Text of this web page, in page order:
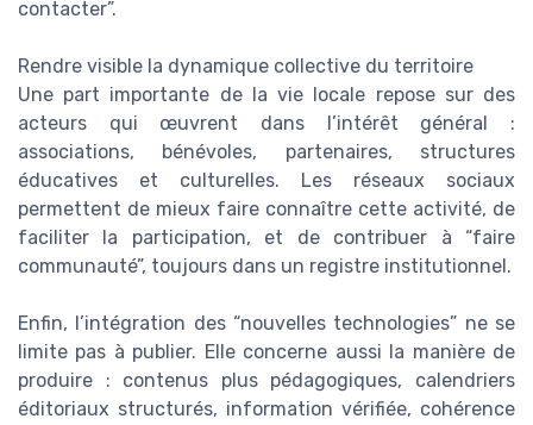
contacter”.
Rendre visible la dynamique collective du territoire
Une part importante de la vie locale repose sur des
acteurs qui œuvrent dans l’intérêt général :
associations, bénévoles, partenaires, structures
éducatives et culturelles. Les réseaux sociaux
permettent de mieux faire connaître cette activité, de
faciliter la participation, et de contribuer à “faire
communauté”, toujours dans un registre institutionnel.
Enfin, l’intégration des “nouvelles technologies” ne se
limite pas à publier. Elle concerne aussi la manière de
produire : contenus plus pédagogiques, calendriers
éditoriaux structurés, information vérifiée, cohérence